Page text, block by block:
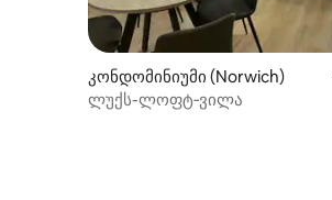
კონდომინიუმი (Norwich)
ლუქს-ლოფტ‑ვილა